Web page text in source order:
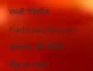
सब्ज़ी रेसिपीज़
Flatbread Recipes
स्वास्थ्य और सौंदर्य
नींबू का अचार